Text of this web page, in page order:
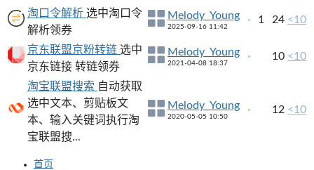
淘口令解析 选中淘口令
解析领券
Melody_Young
2025-09-16 11:42
1 24 <10
京东联盟京粉转链 选中
京东链接 转链领券
Melody_Young
2021-04-08 18:37
10 <10
淘宝联盟搜索 自动获取
选中文本、剪贴板文
本、输入关键词执行淘
宝联盟搜...
Melody_Young
2020-05-05 10:50
12 <10
首页